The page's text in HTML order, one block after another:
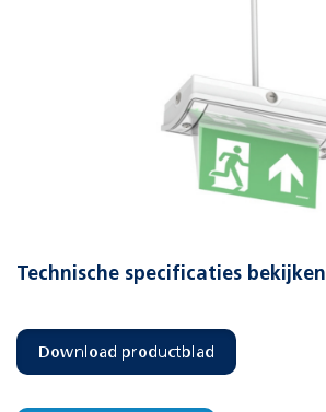
Technische specificaties bekijken
Artikelnummer 392542
Download productblad